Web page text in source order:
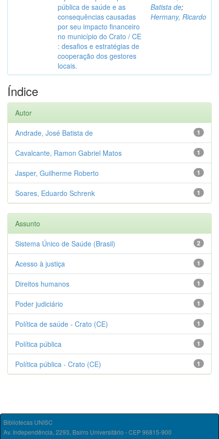
pública de saúde e as
consequências causadas
por seu impacto financeiro
no município do Crato / CE
: desafios e estratégias de
cooperação dos gestores
locais.
Batista de;
Hermany, Ricardo
Índice
Autor
1
Andrade, José Batista de
1
Cavalcante, Ramon Gabriel Matos
1
Jasper, Guilherme Roberto
1
Soares, Eduardo Schrenk
Assunto
2
Sistema Único de Saúde (Brasil)
1
Acesso à justiça
1
Direitos humanos
1
Poder judiciário
1
Política de saúde - Crato (CE)
1
Política pública
1
Política pública - Crato (CE)
Bibliotecas UNISC
Av. Independência, 2293, Bairro Universitário - CEP 96815-900